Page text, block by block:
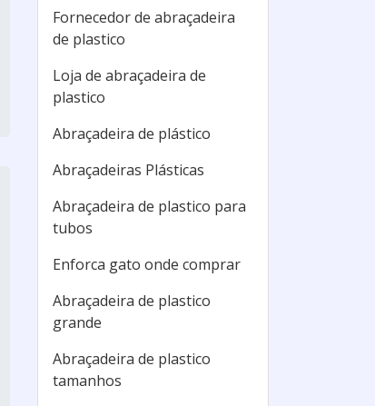
Fornecedor de abraçadeira
de plastico
Loja de abraçadeira de
plastico
Abraçadeira de plástico
Abraçadeiras Plásticas
Abraçadeira de plastico para
tubos
Enforca gato onde comprar
Abraçadeira de plastico
grande
Abraçadeira de plastico
tamanhos